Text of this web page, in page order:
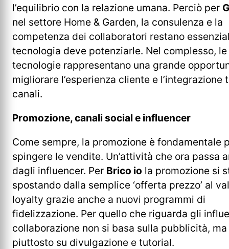
l’equilibrio con la relazione umana. Perciò per
nel settore Home & Garden, la consulenza e la
competenza dei collaboratori restano
tecnologia deve potenziarle. Nel complesso,
tecnologie rappresentano una grande
migliorare l’esperienza cliente e l’integrazione
canali.
Promozione, canali social e influencer
Come sempre, la promozione è fondamentale
spingere le vendite. Un’attività che ora passa
dagli influencer. Per Brico io la promozione si
spostando dalla semplice ‘offerta prezzo’ al
loyalty grazie anche a nuovi programmi di
fidelizzazione. Per quello che riguarda gli
collaborazione non si basa sulla pubblicità, ma
piuttosto su divulgazione e tutorial.